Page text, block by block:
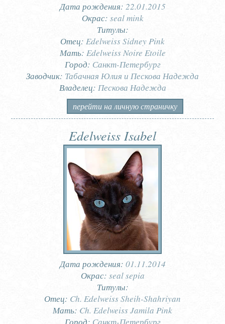
Дата рождения: 22.01.2015
Окрас: seal mink
Титулы:
Отец: Edelweiss Sidney Pink
Мать: Edelweiss Noire Etoile
Город: Санкт-Петербург
Заводчик: Табачная Юлия и Пескова Надежда
Владелец: Пескова Надежда
перейти на личную страничку
Edelweiss Isabel
Дата рождения: 01.11.2014
Окрас: seal sepia
Титулы:
Отец: Ch. Edelweiss Sheih-Shahriyan
Мать: Ch. Edelweiss Jamila Pink